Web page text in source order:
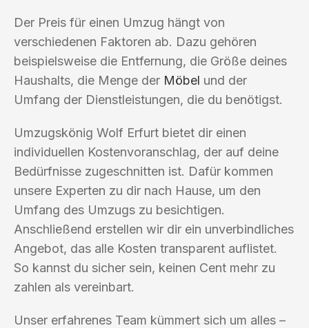
Der Preis für einen Umzug hängt von
verschiedenen Faktoren ab. Dazu gehören
beispielsweise die Entfernung, die Größe deines
Haushalts, die Menge der Möbel und der
Umfang der Dienstleistungen, die du benötigst.
Umzugskönig Wolf Erfurt bietet dir einen
individuellen Kostenvoranschlag, der auf deine
Bedürfnisse zugeschnitten ist. Dafür kommen
unsere Experten zu dir nach Hause, um den
Umfang des Umzugs zu besichtigen.
Anschließend erstellen wir dir ein unverbindliches
Angebot, das alle Kosten transparent auflistet.
So kannst du sicher sein, keinen Cent mehr zu
zahlen als vereinbart.
Unser erfahrenes Team kümmert sich um alles –